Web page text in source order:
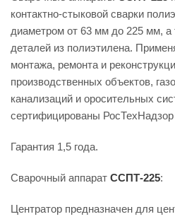
контактно-стыковой сварки
диаметром от 63 мм до 225 мм, а
деталей из полиэтилена.
монтажа, ремонта и
производственных объектов,
канализаций и оросительных
сертифицированы
Гарантия 1,5 года.
Сварочный аппарат ССПТ-225:
Центратор предназначен для